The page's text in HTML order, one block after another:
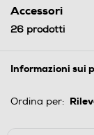
Accessori
26 prodotti
Informazioni sui
Ordina per: